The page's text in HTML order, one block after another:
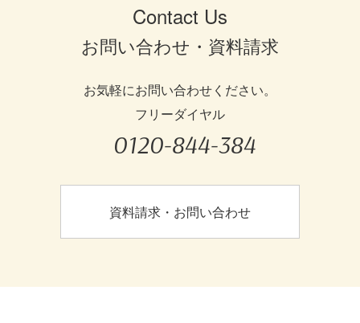
Contact Us
お問い合わせ・資料請求
お気軽にお問い合わせください。
フリーダイヤル
0120-844-384
資料請求・お問い合わせ